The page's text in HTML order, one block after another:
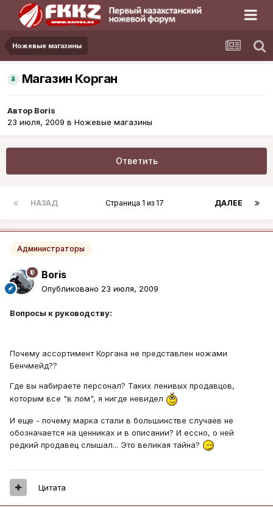
Ножевые магазины
Магазин Корган
Автор Boris
23 июля, 2009 в Ножевые магазины
Ответить
НАЗАД ДАЛЕЕ
Страница 1 из 17
Администраторы
Boris
Опубликовано 23 июля, 2009
Вопросы к руководству:
Почему ассортимент Коргана не представлен ножами
Бенчмейд??
Где вы набираете персонал? Таких ленивых продавцов,
которым все "в лом", я нигде невидел
И еще - почему марка стали в большинстве случаев не
обозначается на ценниках и в описании? И ессно, о ней
редкий продавец слышал... Это великая тайна?
Цитата